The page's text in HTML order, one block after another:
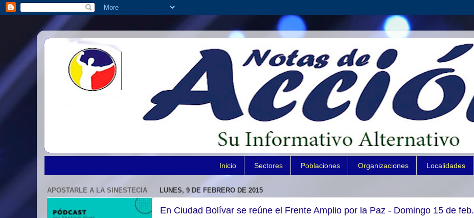
Inicio Sectores Poblaciones Organizaciones Localidades
LUNES, 9 DE FEBRERO DE 2015
En Ciudad Bolívar se reúne el Frente Amplio por la Paz - Domingo 15 de feb.
APOSTARLE A LA SINESTECIA